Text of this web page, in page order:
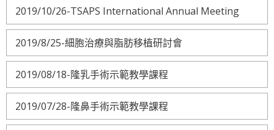
2019/10/26-TSAPS International Annual Meeting
2019/8/25-細胞治療與脂肪移植研討會
2019/08/18-隆乳手術示範教學課程
2019/07/28-隆鼻手術示範教學課程